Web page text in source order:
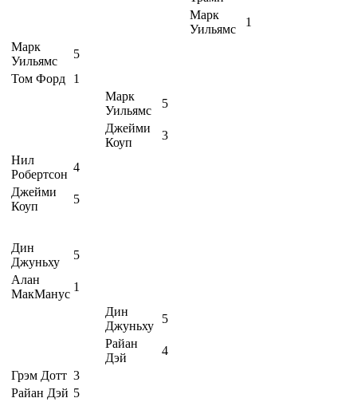
Марк
Уильямс
1
Марк
Уильямс
5
Том Форд
1
Марк
Уильямс
5
Джейми
Коуп
3
Нил
Робертсон
4
Джейми
Коуп
5
Дин
Джуньху
5
Алан
МакМанус
1
Дин
Джуньху
5
Райан
Дэй
4
Грэм Дотт 3
Райан Дэй 5